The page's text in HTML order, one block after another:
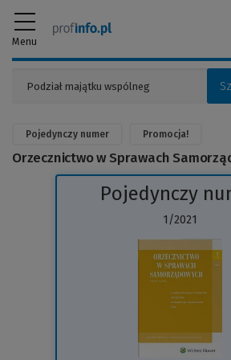
Menu
Pojedynczy numer Promocja!
Orzecznictwo w Sprawach
Pojedynczy
1/2021
do